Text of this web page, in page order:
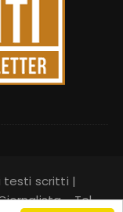
testi scritti |
- Tel.